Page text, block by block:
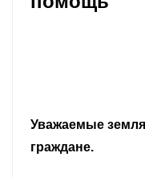
Уважаемые
граждане.